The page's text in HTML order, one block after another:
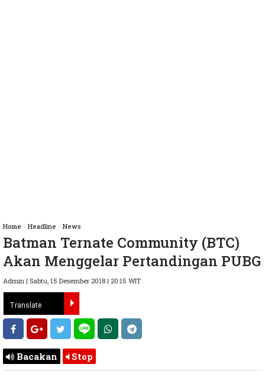
Home » Headline » News
Batman Ternate Community (BTC)
Akan Menggelar Pertandingan PUBG
Admin | Sabtu, 15 Desember 2018 | 20:15 WIT
Bacakan Stop